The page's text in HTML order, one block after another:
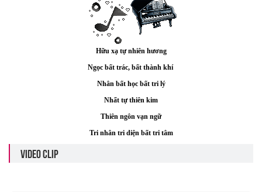
Hữu xạ tự nhiên hương
Ngọc bất trác, bất thành khí
Nhân bất học bất tri lý
Nhất tự thiên kim
Thiên ngôn vạn ngữ
Tri nhân tri diện bất tri tâm
VIDEO CLIP